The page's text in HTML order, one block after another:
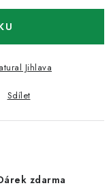
Jihlava
Sdílet
zdarma